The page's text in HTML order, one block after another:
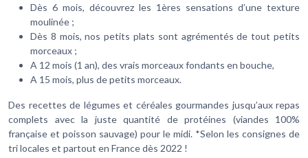
Dès 6 mois, découvrez les 1ères sensations d’une texture
moulinée ;
Dès 8 mois, nos petits plats sont agrémentés de tout petits
morceaux ;
A 12 mois (1 an), des vrais morceaux fondants en bouche,
A 15 mois, plus de petits morceaux.
Des recettes de légumes et céréales gourmandes jusqu’aux repas
complets avec la juste quantité de protéines (viandes 100%
française et poisson sauvage) pour le midi. *Selon les consignes de
tri locales et partout en France dès 2022 !